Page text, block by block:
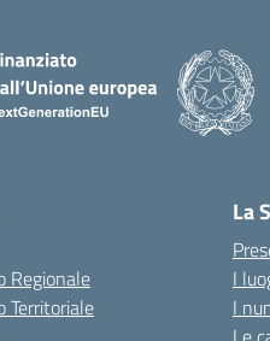
Regionale
Territoriale
La
I
I